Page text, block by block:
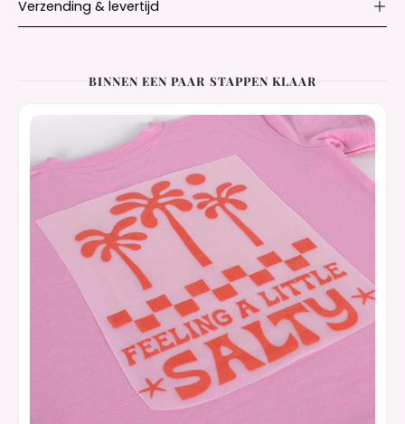
Verzending & levertijd
BINNEN EEN PAAR STAPPEN KLAAR